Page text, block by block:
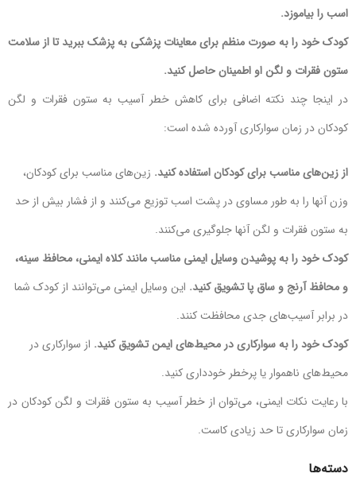
اسب را بیاموزد.
کودک خود را به صورت منظم برای معاینات پزشکی به پزشک ببرید تا از سلامت
ستون فقرات و لگن او اطمینان حاصل کنید.
در اینجا چند نکته اضافی برای کاهش خطر آسیب به ستون فقرات و لگن
کودکان در زمان سوارکاری آورده شده است:
از زین‌های مناسب برای کودکان استفاده کنید. زین‌های مناسب برای کودکان،
وزن آنها را به طور مساوی در پشت اسب توزیع می‌کنند و از فشار بیش از حد
به ستون فقرات و لگن آنها جلوگیری می‌کنند.
کودک خود را به پوشیدن وسایل ایمنی مناسب مانند کلاه ایمنی، محافظ سینه،
و محافظ آرنج و ساق پا تشویق کنید. این وسایل ایمنی می‌توانند از کودک شما
در برابر آسیب‌های جدی محافظت کنند.
کودک خود را به سوارکاری در محیط‌های ایمن تشویق کنید. از سوارکاری در
محیط‌های ناهموار یا پرخطر خودداری کنید.
با رعایت نکات ایمنی، می‌توان از خطر آسیب به ستون فقرات و لگن کودکان در
زمان سوارکاری تا حد زیادی کاست.
دسته‌ها